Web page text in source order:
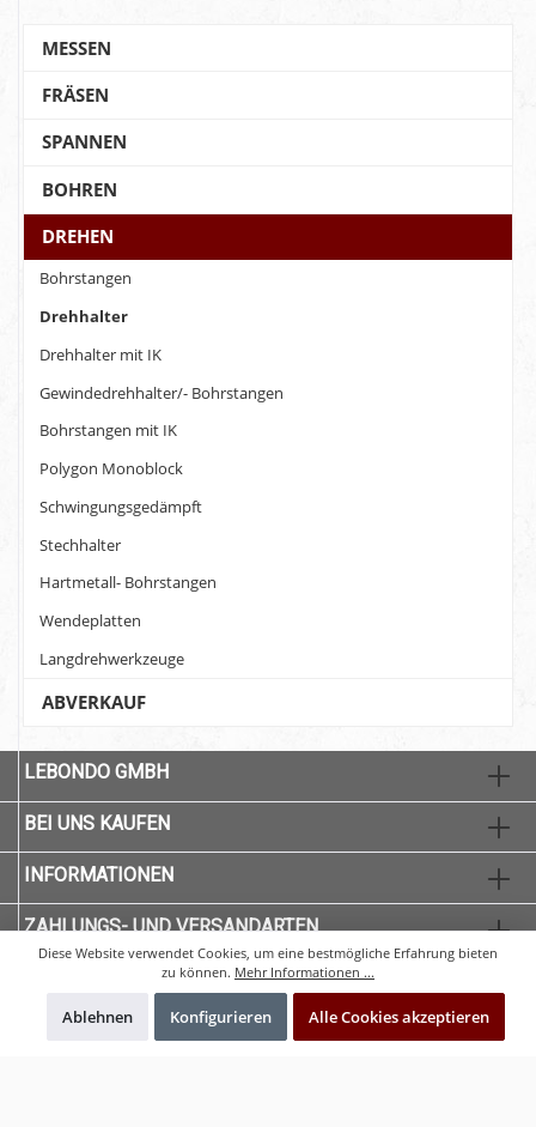
MESSEN
FRÄSEN
SPANNEN
BOHREN
DREHEN
Bohrstangen
Drehhalter
Drehhalter mit IK
Gewindedrehhalter/- Bohrstangen
Bohrstangen mit IK
Polygon Monoblock
Schwingungsgedämpft
Stechhalter
Hartmetall- Bohrstangen
Wendeplatten
Langdrehwerkzeuge
ABVERKAUF
LEBONDO GMBH
BEI UNS KAUFEN
INFORMATIONEN
ZAHLUNGS- UND VERSANDARTEN
* Alle Preise exkl. gesetzl. Mehrwertsteuer zzgl.Versandkostenund ggf.
Nachnahmegebühren, wenn nicht anders angegeben.
Diese Website verwendet Cookies, um eine bestmögliche Erfahrung bieten
zu können. Mehr Informationen ...
Ablehnen Konfigurieren Alle Cookies akzeptieren